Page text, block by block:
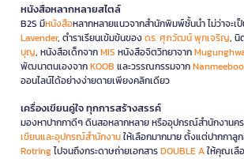
หนังสือหลากหลายสไตล์
B2S มีหนังสือหลากหลายแนวจากสำนักพิมพ์ชั้นนำ ไม่ว่าจะ
Lavender, ตำราเรียนเข้มข้นของดร. ศุภวัฒน์ พุกเจริญ, นิ
บุญ, หนังสือเด็กจากMIS หนังสือจิตวิทยาจาก
พัฒนาตนเองจากKOOB และวรรณกรรมจาก
ออนไลน์ได้อย่างง่ายดายเพียงคลิกเดียว
เครื่องเขียนคู่ใจ ทุกการสร้างสรรค์
มองหาปากกาดีๆ ดินสอหลากหลาย หรืออุปกรณ์สำนักงานค
เขียนและอุปกรณ์สำนักงานให้เลือกมากมาย ตั้งแต่ปากกาลู
Rotringไปจนถึงกระดาษถ่ายเอกสารDOUBLE Aให้คุณเลื